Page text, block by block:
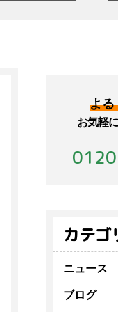
よる
お気軽
カテゴ
ニュース
ブログ